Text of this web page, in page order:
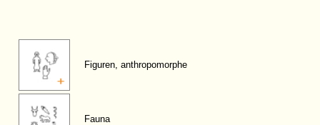
Figuren, anthropomorphe
Fauna